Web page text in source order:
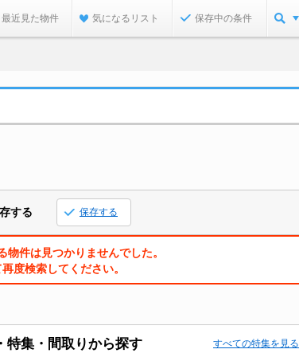
最近見た物件 気になるリスト 保存中の条件
する 保存する
物件は見つかりませんでした。
度検索してください。
特集・間取りから探す すべての特集を見る